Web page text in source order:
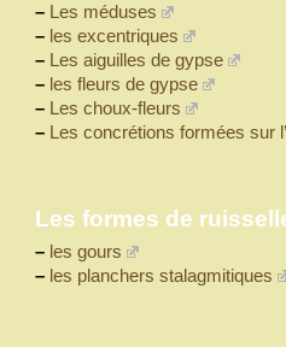
– Les méduses
– les excentriques
– Les aiguilles de gypse
– les fleurs de gypse
– Les choux-fleurs
– Les concrétions formées sur
Les formes de
– les gours
– les planchers stalagmitiques